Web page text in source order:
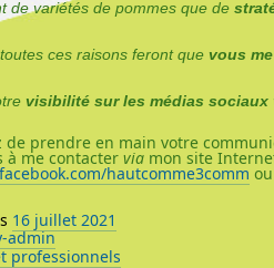
de variétés de pommes que de
ces raisons feront que vous
visibilité sur les médias sociaux
de prendre en main votre
à me contacter via mon site
hautcomme3comm
16 juillet 2021
admin
professionnels